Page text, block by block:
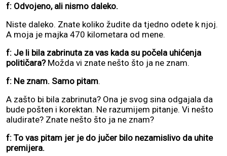
f: Odvojeno, ali nismo daleko.
Niste daleko. Znate koliko žudite da tjedno odete k njoj.
A moja je majka 470 kilometara od mene.
f: Je li bila zabrinuta za vas kada su počela uhićenja
političara?Možda vi znate nešto što ja ne znam.
f: Ne znam. Samo pitam.
A zašto bi bila zabrinuta? Ona je svog sina odgajala da
bude pošten i korektan. Ne razumijem pitanje. Vi nešto
aludirate? Znate nešto što ja ne znam?
f: To vas pitam jer je do jučer bilo nezamislivo da uhite
premijera.